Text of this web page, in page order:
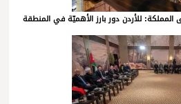
المملكة: للأردن دور بارز الأهميّة في المنطقة